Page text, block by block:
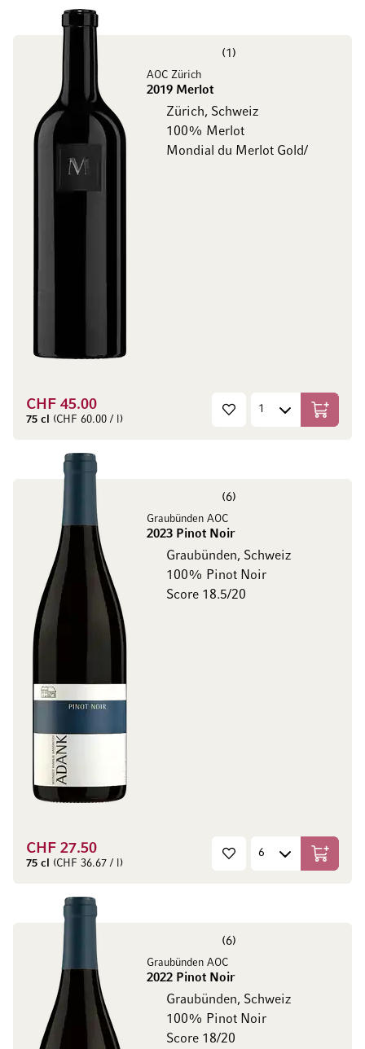
1
AOC Zürich
2019 Merlot
Zürich, Schweiz
100% Merlot
Mondial du Merlot Gold/
CHF 45.00
75 cl (CHF 60.00 / l) In den
6
Graubünden AOC
2023 Pinot Noir
Graubünden, Schweiz
100% Pinot Noir
Score 18.5/20
CHF 27.50
75 cl (CHF 36.67 / l) In den
6
Graubünden AOC
2022 Pinot Noir
Graubünden, Schweiz
100% Pinot Noir
Score 18/20